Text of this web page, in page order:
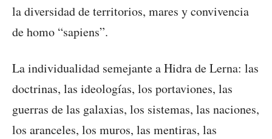
la diversidad de territorios, mares y convivencia
de homo “sapiens”.
La individualidad semejante a Hidra de Lerna: las
doctrinas, las ideologías, los portaviones, las
guerras de las galaxias, los sistemas, las naciones,
los aranceles, los muros, las mentiras, las